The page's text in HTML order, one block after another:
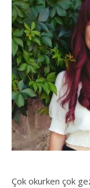
Çok okurken çok